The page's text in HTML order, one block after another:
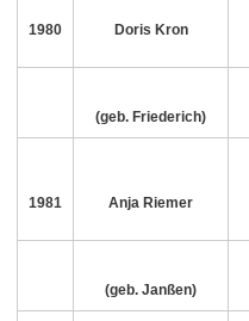
1980 Doris Kron
(geb. Friederich)
1981 Anja Riemer
(geb. Janßen)